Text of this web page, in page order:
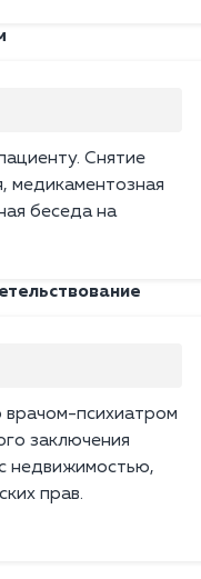
Снятие
медикаментозная
беседа на
психиатром
заключения
недвижимостью,
прав.